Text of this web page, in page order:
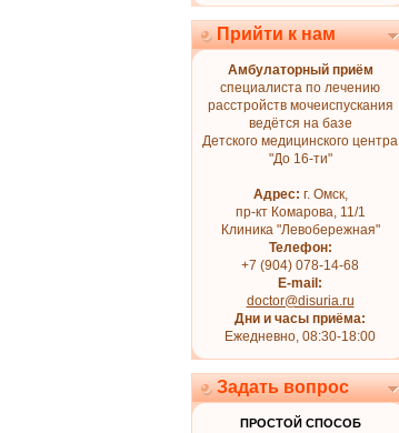
Прийти к нам
Амбулаторный приём
специалиста по лечению
расстройств мочеиспускания
ведётся на базе
Детского медицинского центра
"До 16-ти"
Адрес: г. Омск,
пр-кт Комарова, 11/1
Клиника "Левобережная"
Телефон:
+7 (904) 078-14-68
E-mail:
doctor@disuria.ru
Дни и часы приёма:
Ежедневно, 08:30-18:00
Задать вопрос
ПРОСТОЙ СПОСОБ